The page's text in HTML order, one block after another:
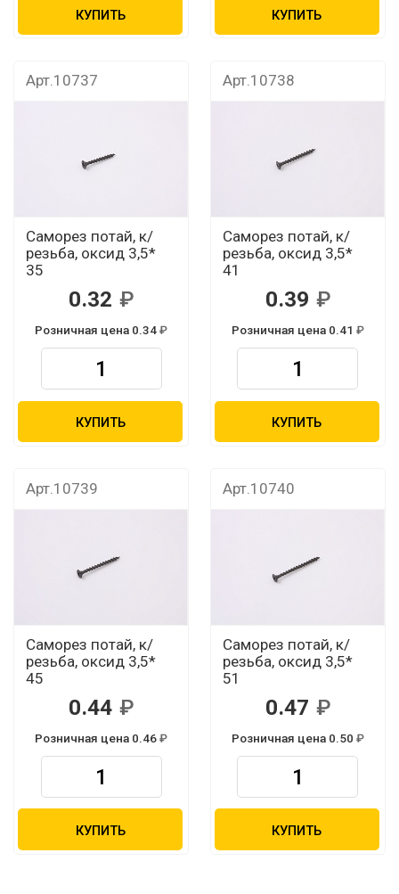
КУПИТЬ КУПИТЬ
Арт.10737
Саморез потай, к/
резьба, оксид 3,5*
35
0.32
Розничная цена 0.34
КУПИТЬ
Арт.10738
Саморез потай, к/
резьба, оксид 3,5*
41
0.39
Розничная цена 0.41
КУПИТЬ
Арт.10739
Саморез потай, к/
резьба, оксид 3,5*
45
0.44
Розничная цена 0.46
КУПИТЬ
Арт.10740
Саморез потай, к/
резьба, оксид 3,5*
51
0.47
Розничная цена 0.50
КУПИТЬ